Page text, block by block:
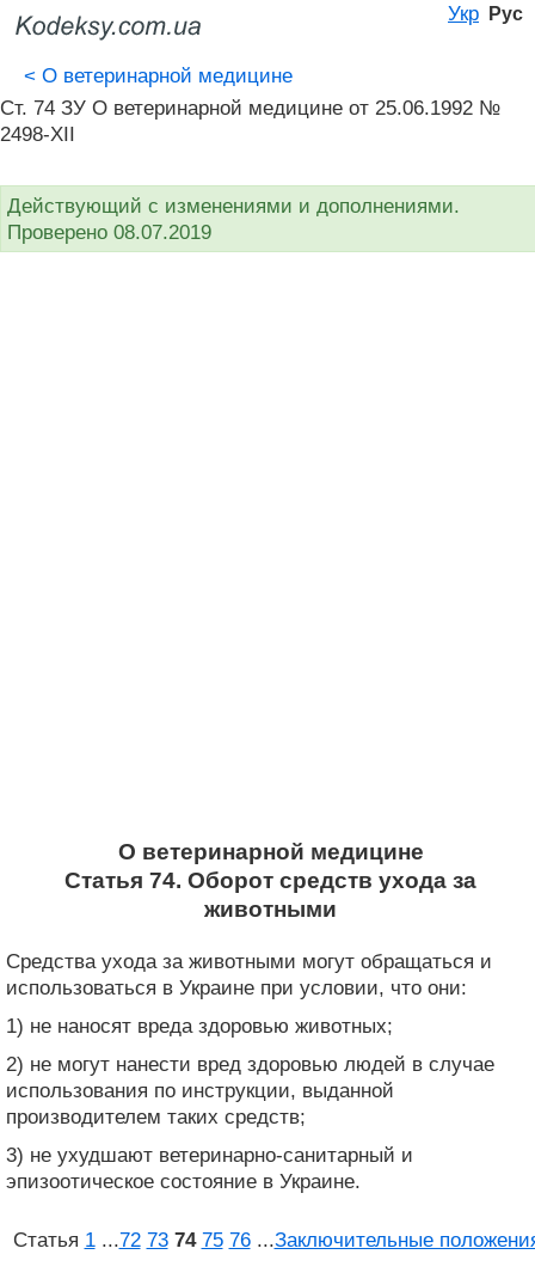
Укр Рус
< О ветеринарной медицине
Ст. 74 ЗУ О ветеринарной медицине от 25.06.1992 №
2498-XII
Действующий с изменениями и дополнениями.
Проверено 08.07.2019
О ветеринарной медицине
Статья 74. Оборот средств ухода за
животными
Средства ухода за животными могут обращаться и
использоваться в Украине при условии, что они:
1) не наносят вреда здоровью животных;
2) не могут нанести вред здоровью людей в случае
использования по инструкции, выданной
производителем таких средств;
3) не ухудшают ветеринарно-санитарный и
эпизоотическое состояние в Украине.
Статья 1 ...72 73 74 75 76 ...Заключительные